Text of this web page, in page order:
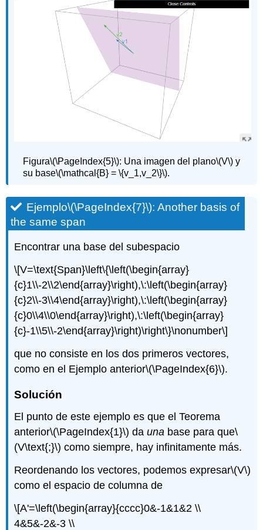
Figura\(\PageIndex{5}\): Una imagen del plano\(V\) y
su base\(\mathcal{B} = \{v_1,v_2\}\).
Ejemplo\(\PageIndex{7}\): Another basis of
the same span
Encontrar una base del subespacio
\[V=\text{Span}\left\{\left(\begin{array}
{c}1\\-2\\2\end{array}\right),\:\left(\begin{array}
{c}2\\-3\\4\end{array}\right),\:\left(\begin{array}
{c}0\\4\\0\end{array}\right),\:\left(\begin{array}
{c}-1\\5\\-2\end{array}\right)\right\}\nonumber\]
que no consiste en los dos primeros vectores,
como en el Ejemplo anterior\(\PageIndex{6}\).
Solución
El punto de este ejemplo es que el Teorema
anterior\(\PageIndex{1}\) dauna base para que\
(V\text{;}\) como siempre, hay infinitamente más.
Reordenando los vectores, podemos expresar\(V\)
como el espacio de columna de
\[A'=\left(\begin{array}{cccc}0&-1&1&2 \\
4&5&-2&-3 \\